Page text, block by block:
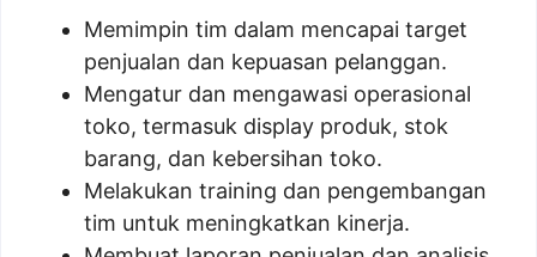
Memimpin tim dalam mencapai target
penjualan dan kepuasan pelanggan.
Mengatur dan mengawasi operasional
toko, termasuk display produk, stok
barang, dan kebersihan toko.
Melakukan training dan pengembangan
tim untuk meningkatkan kinerja.